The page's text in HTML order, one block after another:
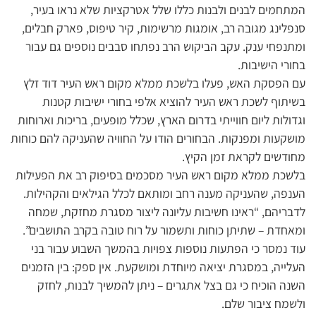
המתחמים לבנים ולבנות כללו שלל אטרקציות שלא נראו בעיר,
סנפלינג מגובה רב, אומגות מרשימות, קיר טיפוס, פארק חבלים,
ומתנפחי ענק. עקב הביקוש הרב נפתחו סבבים נוספים גם עבור
בחורי הישיבות.
עם הפסקת האש, פעלו בלשכת ממלא מקום ראש העיר דוד זלץ
בשיתוף לשכת ראש העיר להוציא אלפי בחורי ישיבות קטנות
וגדולות ליום חווייתי בדרום הארץ, שכלל מופעים, בריכות וארוחות
מושקעות ומפנקות. הבחורים הודו על החוויה שהעניקה להם כוחות
מחודשים לקראת זמן הקיץ.
בלשכת ממלא מקום ראש העיר מסכמים בסיפוק רב את הפעילות
הענפה, שהעניקה מענה רחב ומותאם לכלל הגילאים והקהילות.
לדבריהם, “ראינו חשיבות עליונה ליצור מסגרת מחזקת, שמחה
ומאחדת – שתיתן כוחות ותשמור על רוח טובה בקרב התושבים”.
עוד נמסר כי הפתעות נוספות צפויות בהמשך השבוע עבור בני
העלייה, במסגרת יציאה מיוחדת ומושקעת. אין ספק: בין הזמנים
השנה הוכיח כי גם בצל אתגרים – ניתן להמשיך לבנות, לחזק
ולשמח ציבור שלם.